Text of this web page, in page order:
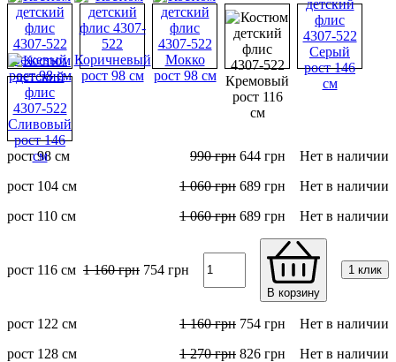
рост 98 см 990грн 644 грн
Нет в наличии
рост 104 см
1 060грн 689 грн
Нет в наличии
рост 110 см
1 060грн 689 грн Нет в наличии
рост 116 см 1 160грн 754 грн
В корзину
1 клик
рост 122 см 1 160грн 754 грн
Нет в наличии
рост 128 см
1 270грн 826 грн Нет в наличии